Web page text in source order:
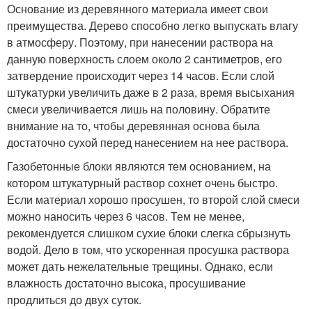
Основание из деревянного материала имеет свои
преимущества. Дерево способно легко выпускать влагу
в атмосферу. Поэтому, при нанесении раствора на
данную поверхность слоем около 2 сантиметров, его
затвердение происходит через 14 часов. Если слой
штукатурки увеличить даже в 2 раза, время высыхания
смеси увеличивается лишь на половину. Обратите
внимание на то, чтобы деревянная основа была
достаточно сухой перед нанесением на нее раствора.
Газобетонные блоки являются тем основанием, на
котором штукатурный раствор сохнет очень быстро.
Если материал хорошо просушен, то второй слой смеси
можно наносить через 6 часов. Тем не менее,
рекомендуется слишком сухие блоки слегка сбрызнуть
водой. Дело в том, что ускоренная просушка раствора
может дать нежелательные трещины. Однако, если
влажность достаточно высока, просушивание
продлиться до двух суток.